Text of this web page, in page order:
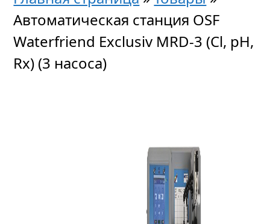
Автоматическая станция OSF
Waterfriend Exclusiv MRD-3 (Cl, pH,
Rx) (3 насоса)